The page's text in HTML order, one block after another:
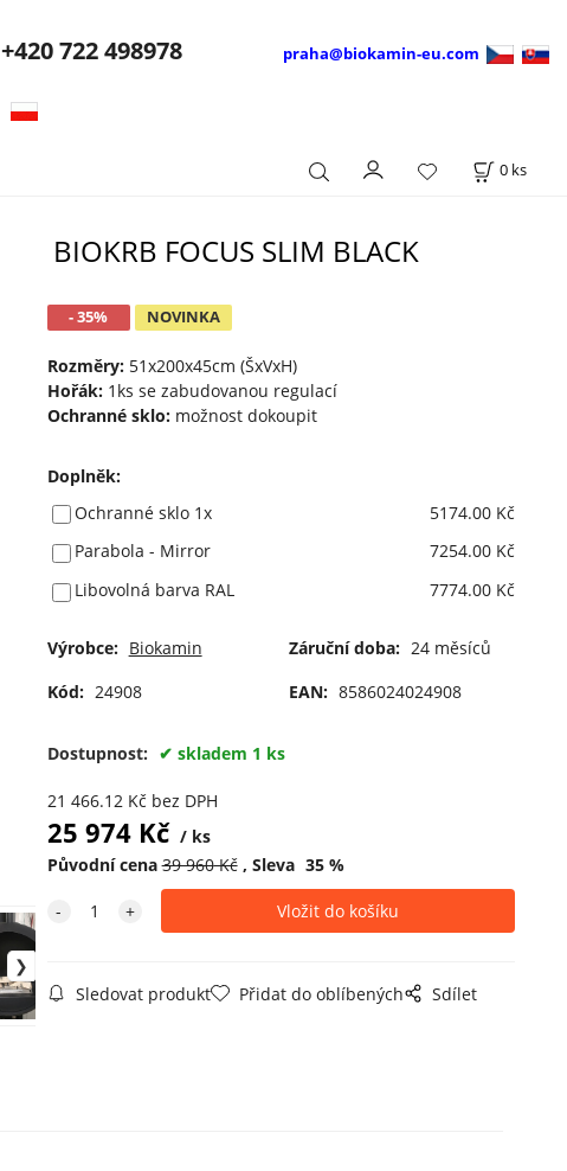
+420722 498978 praha@biokamin-eu.com
0 ks
BIOKRB FOCUS SLIM BLACK
- 35% NOVINKA
Rozměry:51x200x45cm (ŠxVxH)
Hořák: 1ks se zabudovanou regulací
Ochranné sklo:možnost dokoupit
Doplněk:
Ochranné sklo 1x
5174.00 Kč
Parabola - Mirror
7254.00 Kč
Libovolná barva RAL
7774.00 Kč
Výrobce: Biokamin Záruční doba: 24 měsíců
Kód: 24908 EAN: 8586024024908
Dostupnost: skladem 1 ks
21 466.12Kč bez DPH
25 974Kč
ks
Původní cena 39 960Kč Sleva 35%
Sledovat produkt Přidat do oblíbených Sdílet